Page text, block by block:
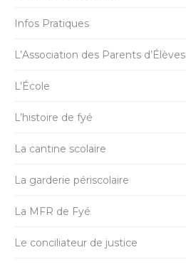
Infos Pratiques
L’Association des Parents d’Élèves
L’École
L’histoire de fyé
La cantine scolaire
La garderie périscolaire
La MFR de Fyé
Le conciliateur de justice